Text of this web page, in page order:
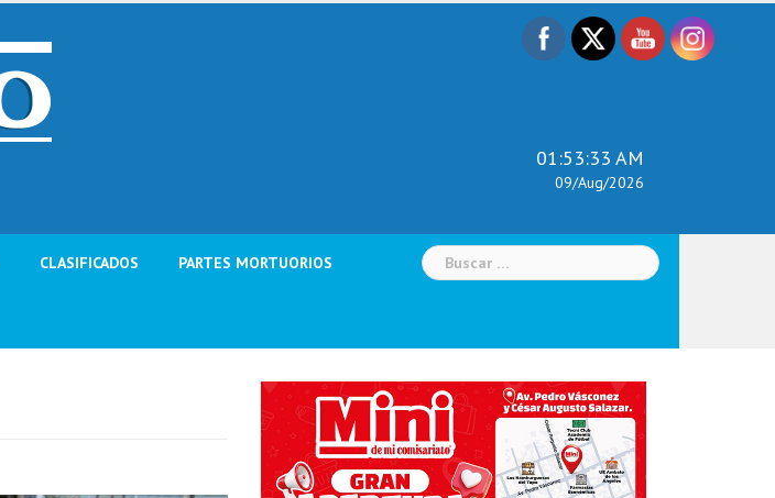
01:53:34 AM
09/Aug/2026
CLASIFICADOS PARTES MORTUORIOS Buscar: